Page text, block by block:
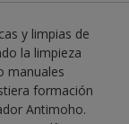
y limpias de
la limpieza
manuales
formación
Antimoho.